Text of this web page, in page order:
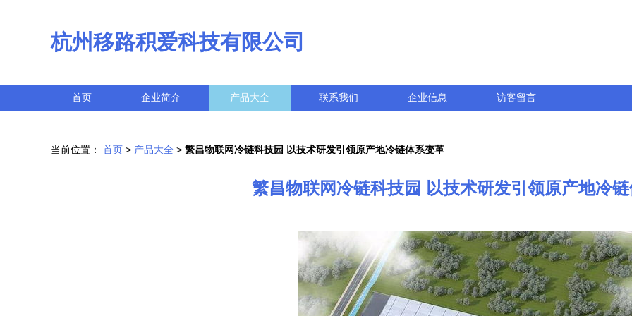
杭州移路积爱科技有限公司
首页 企业简介 产品大全 联系我们 企业信息 访客留言
当前位置： 首页 > 产品大全 > 繁昌物联网冷链科技园 以技术研发引领原产地冷链体系变革
繁昌物联网冷链科技园 以技术研发引领原产地冷